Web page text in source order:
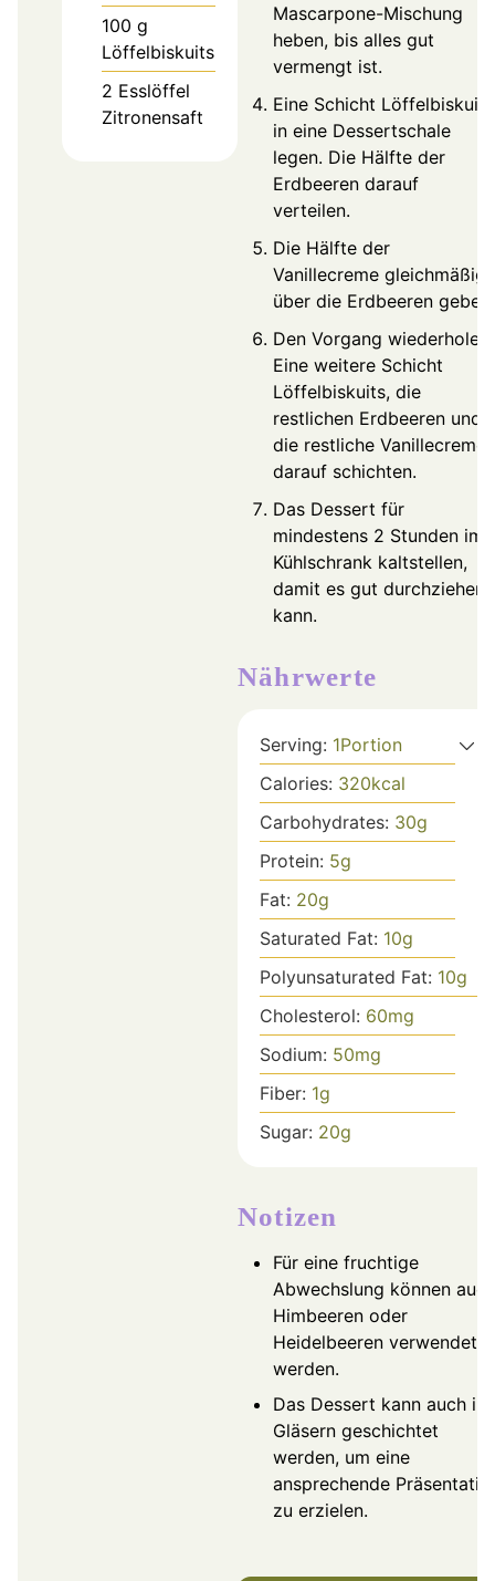
100 g
Löffelbiskuits
2 Esslöffel
Zitronensaft
Mascarpone-Mischung
heben, bis alles gut
vermengt ist.
Eine Schicht Löffelbiskuits
in eine Dessertschale
legen. Die Hälfte der
Erdbeeren darauf
verteilen.
Die Hälfte der
Vanillecreme gleichmäßig
über die Erdbeeren geben.
Den Vorgang wiederholen:
Eine weitere Schicht
Löffelbiskuits, die
restlichen Erdbeeren und
die restliche Vanillecreme
darauf schichten.
Das Dessert für
mindestens 2 Stunden im
Kühlschrank kaltstellen,
damit es gut durchziehen
kann.
Nährwerte
Serving: 1Portion
Calories: 320kcal
Carbohydrates: 30g
Protein: 5g
Fat: 20g
Saturated Fat: 10g
Polyunsaturated Fat: 10g
Cholesterol: 60mg
Sodium: 50mg
Fiber: 1g
Sugar: 20g
Notizen
Für eine fruchtige
Abwechslung können auch
Himbeeren oder
Heidelbeeren verwendet
werden.
Das Dessert kann auch in
Gläsern geschichtet
werden, um eine
ansprechende
zu erzielen.